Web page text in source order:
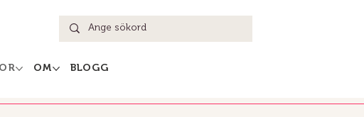
OM BLOGG